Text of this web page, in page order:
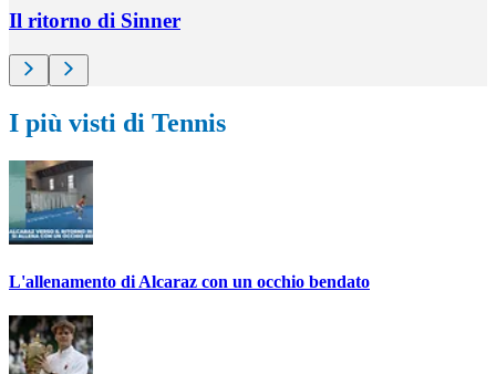
Il ritorno di Sinner
I più visti di Tennis
L'allenamento di Alcaraz con un occhio bendato